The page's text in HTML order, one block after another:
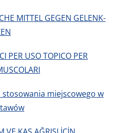
MITTEL GEGEN GELENK-
PER USO TOPICO PER
stosowania miejscowego w